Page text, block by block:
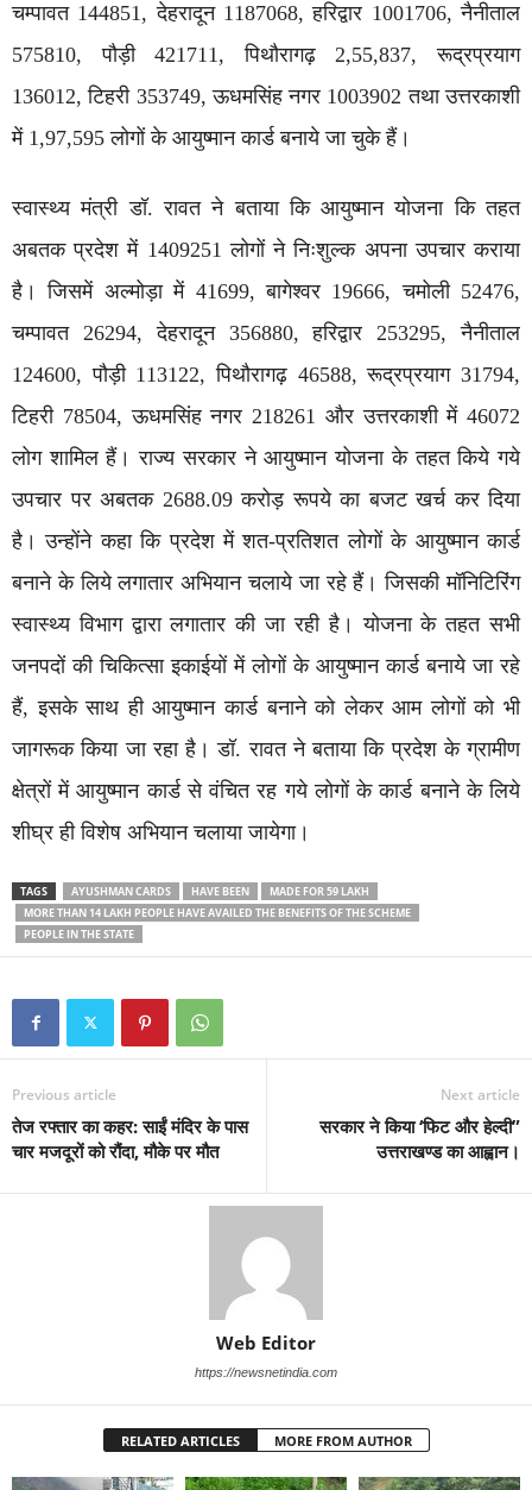
चम्पावत 144851, देहरादून 1187068, हरिद्वार 1001706, नैनीताल
575810, पौड़ी 421711, पिथौरागढ़ 2,55,837, रूद्रप्रयाग
136012, टिहरी 353749, ऊधमसिंह नगर 1003902 तथा उत्तरकाशी
में 1,97,595 लोगों के आयुष्मान कार्ड बनाये जा चुके हैं।
स्वास्थ्य मंत्री डॉ. रावत ने बताया कि आयुष्मान योजना कि तहत
अबतक प्रदेश में 1409251 लोगों ने निःशुल्क अपना उपचार कराया
है। जिसमें अल्मोड़ा में 41699, बागेश्वर 19666, चमोली 52476,
चम्पावत 26294, देहरादून 356880, हरिद्वार 253295, नैनीताल
124600, पौड़ी 113122, पिथौरागढ़ 46588, रूद्रप्रयाग 31794,
टिहरी 78504, ऊधमसिंह नगर 218261 और उत्तरकाशी में 46072
लोग शामिल हैं। राज्य सरकार ने आयुष्मान योजना के तहत किये गये
उपचार पर अबतक 2688.09 करोड़ रूपये का बजट खर्च कर दिया
है। उन्होंने कहा कि प्रदेश में शत-प्रतिशत लोगों के आयुष्मान कार्ड
बनाने के लिये लगातार अभियान चलाये जा रहे हैं। जिसकी मॉनिटिरिंग
स्वास्थ्य विभाग द्वारा लगातार की जा रही है। योजना के तहत सभी
जनपदों की चिकित्सा इकाईयों में लोगों के आयुष्मान कार्ड बनाये जा रहे
हैं, इसके साथ ही आयुष्मान कार्ड बनाने को लेकर आम लोगों को भी
जागरूक किया जा रहा है। डॉ. रावत ने बताया कि प्रदेश के ग्रामीण
क्षेत्रों में आयुष्मान कार्ड से वंचित रह गये लोगों के कार्ड बनाने के लिये
शीघ्र ही विशेष अभियान चलाया जायेगा।
TAGS AYUSHMAN CARDS HAVE BEEN
MADE FOR 59 LAKH
MORE THAN 14 LAKH PEOPLE HAVE AVAILED THE BENEFITS OF THE SCHEME
PEOPLE IN THE STATE
Previous article
तेज रफ्तार का कहर: साईं मंदिर के पास
चार मजदूरों को रौंदा, मौके पर मौत
Next article
सरकार ने किया ‘फिट और हेल्दी”
उत्तराखण्ड का आह्वान।
Web Editor
https://newsnetindia.com
RELATED ARTICLES MORE FROM AUTHOR